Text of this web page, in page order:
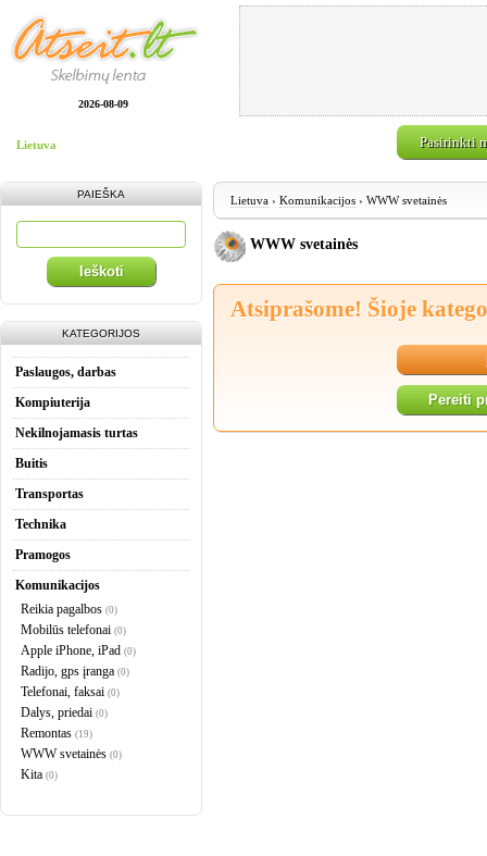
2026-08-09
Lietuva Pasirinkti
PAIEŠKA
Ieškoti
KATEGORIJOS
Paslaugos, darbas
Kompiuterija
Nekilnojamasis turtas
Buitis
Transportas
Technika
Pramogos
Komunikacijos
Reikia pagalbos (0)
Mobilūs telefonai (0)
Apple iPhone, iPad (0)
Radijo, gps įranga (0)
Telefonai, faksai (0)
Dalys, priedai (0)
Remontas (19)
WWW svetainės (0)
Kita (0)
Lietuva › Komunikacijos › WWW svetainės
WWW svetainės
Atsiprašome! Šioje
Pereiti